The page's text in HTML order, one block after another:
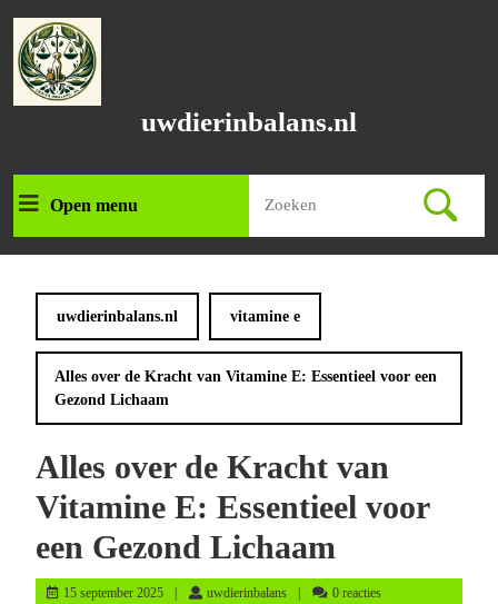
naar
inhoud
uwdierinbalans.nl
Open menuOpen
menu
naar:
uwdierinbalans.nl vitamine e
Alles over de Kracht van Vitamine E: Essentieel voor een
Gezond Lichaam
Alles over de Kracht van
Vitamine E: Essentieel voor
een Gezond Lichaam
15 september 202515
uwdierinbalansuwdierinbalans
0 reacties